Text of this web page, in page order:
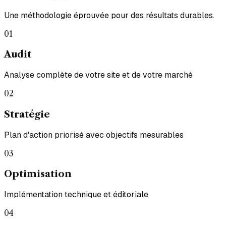
Une méthodologie éprouvée pour des résultats durables.
01
Audit
Analyse complète de votre site et de votre marché
02
Stratégie
Plan d'action priorisé avec objectifs mesurables
03
Optimisation
Implémentation technique et éditoriale
04